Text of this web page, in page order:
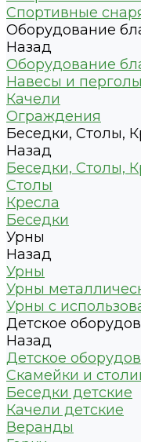
Спортивные
Оборудование
Назад
Оборудование
Навесы и перголы
Качели
Ограждения
Беседки, Столы,
Назад
Беседки, Столы,
Столы
Кресла
Беседки
Урны
Назад
Урны
Урны
Урны с
Детское
Назад
Детское
Скамейки и
Беседки детские
Качели детские
Веранды